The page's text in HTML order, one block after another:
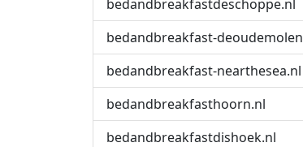
bedandbreakfastdeschoppe.nl
bedandbreakfast-
bedandbreakfast-nearthesea.nl
bedandbreakfasthoorn.nl
bedandbreakfastdishoek.nl